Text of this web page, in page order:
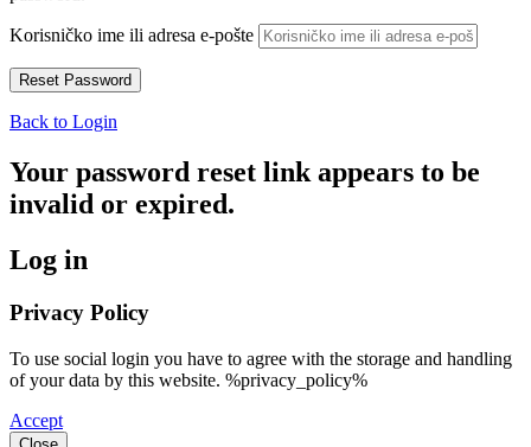
Korisničko ime ili adresa e-pošte
Back to Login
Your password reset link appears to be
invalid or expired.
Log in
Privacy Policy
To use social login you have to agree with the storage and handling
of your data by this website. %privacy_policy%
Accept